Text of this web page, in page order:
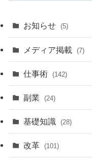
お知らせ (5)
メディア掲載 (7)
仕事術 (142)
副業 (24)
基礎知識 (28)
改革 (101)